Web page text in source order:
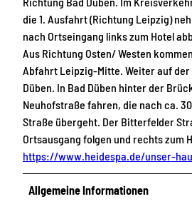
die 1. Ausfahrt (Richtung Leipzig)
nach Ortseingang links zum Hotel
Aus Richtung Osten/ Westen
Abfahrt Leipzig-Mitte. Weiter auf der
Düben. In Bad Düben hinter der
Neuhofstraße fahren, die nach ca.
Straße übergeht. Der Bitterfelder
Ortsausgang folgen und rechts zum
https://www.heidespa.de/unser-
Allgemeine Informationen